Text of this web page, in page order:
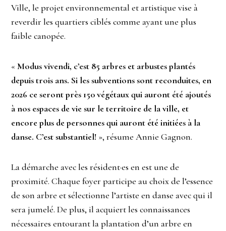
Ville, le projet environnemental et artistique vise à
reverdir les quartiers ciblés comme ayant une plus
faible canopée.
«Modus vivendi, c’est 85 arbres et arbustes plantés
depuis trois ans. Si les subventions sont reconduites, en
2026 ce seront près 150 végétaux qui auront été ajoutés
à nos espaces de vie sur le territoire de la ville, et
encore plus de personnes qui auront été initiées à la
danse. C’est substantiel! », résume Annie Gagnon.
La démarche avec les résident·es en est une de
proximité. Chaque foyer participe au choix de l’essence
de son arbre et sélectionne l’artiste en danse avec qui il
sera jumelé. De plus, il acquiert les connaissances
nécessaires entourant la plantation d’un arbre en